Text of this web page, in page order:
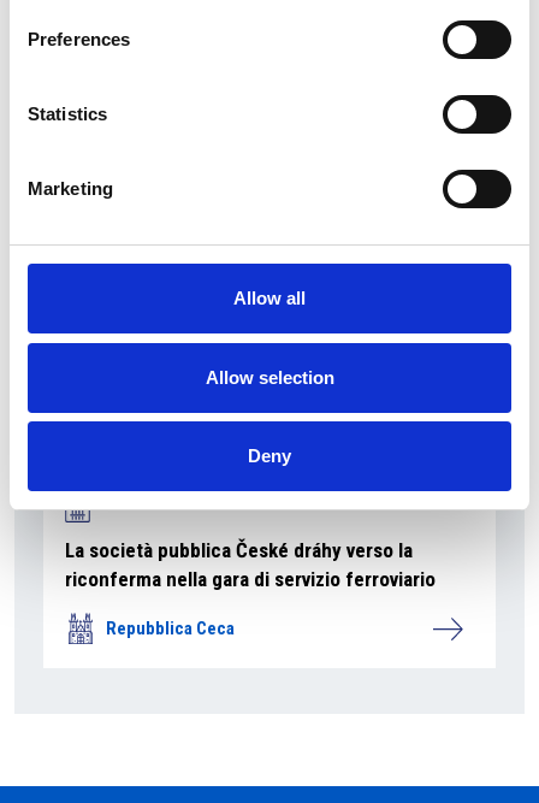
Preferences
Statistics
Marketing
Allow all
Allow selection
Deny
La Škoda avvia la produzione del suo SUV Peaq
La società pubblica České dráhy verso la
riconferma nella gara di servizio ferroviario
Repubblica Ceca